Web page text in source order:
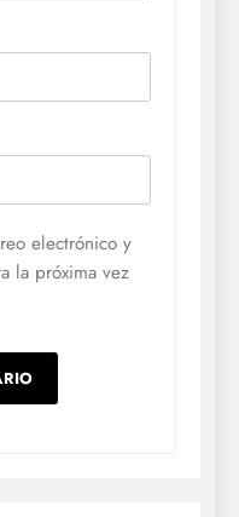
electrónico y
la próxima vez